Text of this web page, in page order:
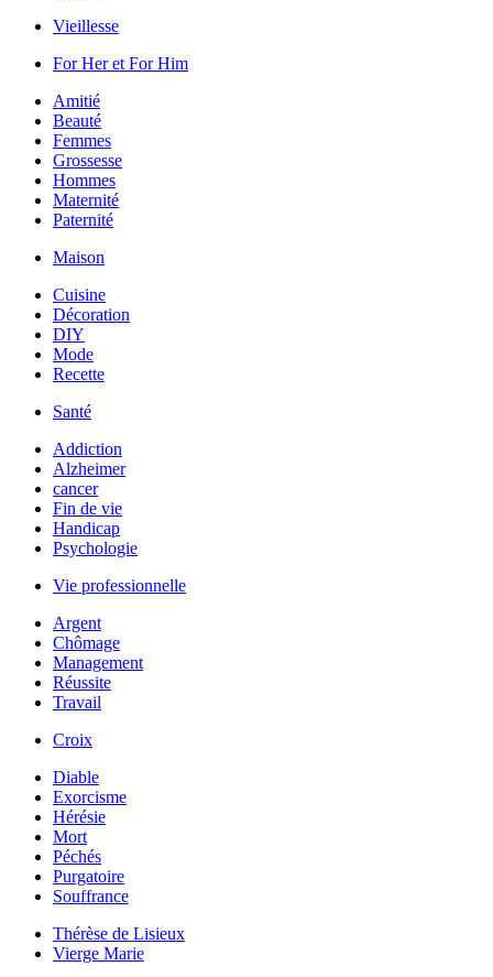
Vieillesse
For Her et For Him
Amitié
Beauté
Femmes
Grossesse
Hommes
Maternité
Paternité
Maison
Cuisine
Décoration
DIY
Mode
Recette
Santé
Addiction
Alzheimer
cancer
Fin de vie
Handicap
Psychologie
Vie professionnelle
Argent
Chômage
Management
Réussite
Travail
Croix
Diable
Exorcisme
Hérésie
Mort
Péchés
Purgatoire
Souffrance
Thérèse de Lisieux
Vierge Marie